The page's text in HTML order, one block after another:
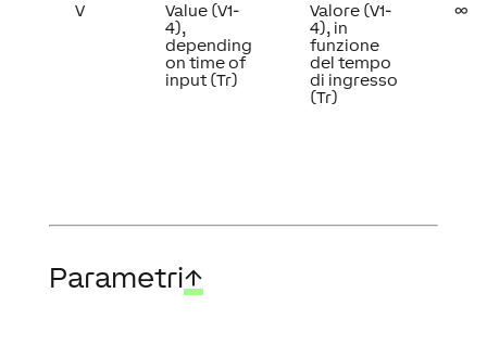
V
Value (V1-
4),
depending
on time of
input (Tr)
Valore (V1-
4), in
funzione
del tempo
di ingresso
(Tr)
∞
Parametri↑